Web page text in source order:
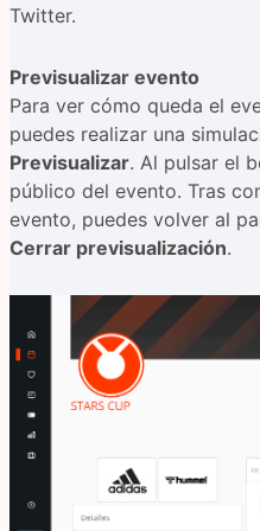
Twitter.
Previsualizar evento
Para ver cómo queda el
puedes realizar una
Previsualizar. Al pulsar el
público del evento. Tras
evento, puedes volver al
Cerrar previsualización.